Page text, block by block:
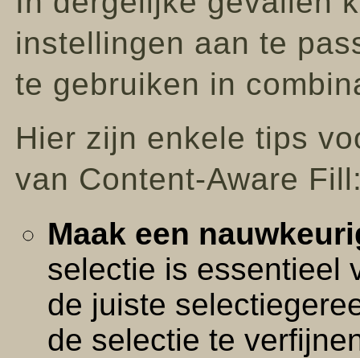
instellingen aan te
te gebruiken in
Hier zijn enkele tips
van Content-Aware
Maak een
selectie is essentieel
de juiste
de selectie te